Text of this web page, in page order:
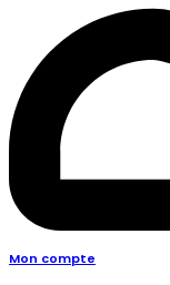
Mon compte